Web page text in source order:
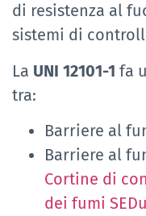
di resistenza al
sistemi di
La UNI 12101-1 fa
tra:
Barriere al
Barriere al
Cortine di
dei fumi